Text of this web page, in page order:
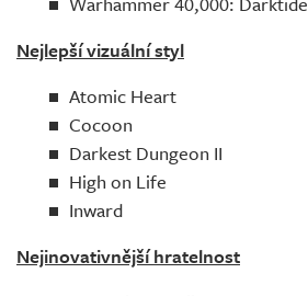
Nejlepší vizuální styl
Atomic Heart
Cocoon
Darkest Dungeon II
High on Life
Inward
Nejinovativnější hratelnost